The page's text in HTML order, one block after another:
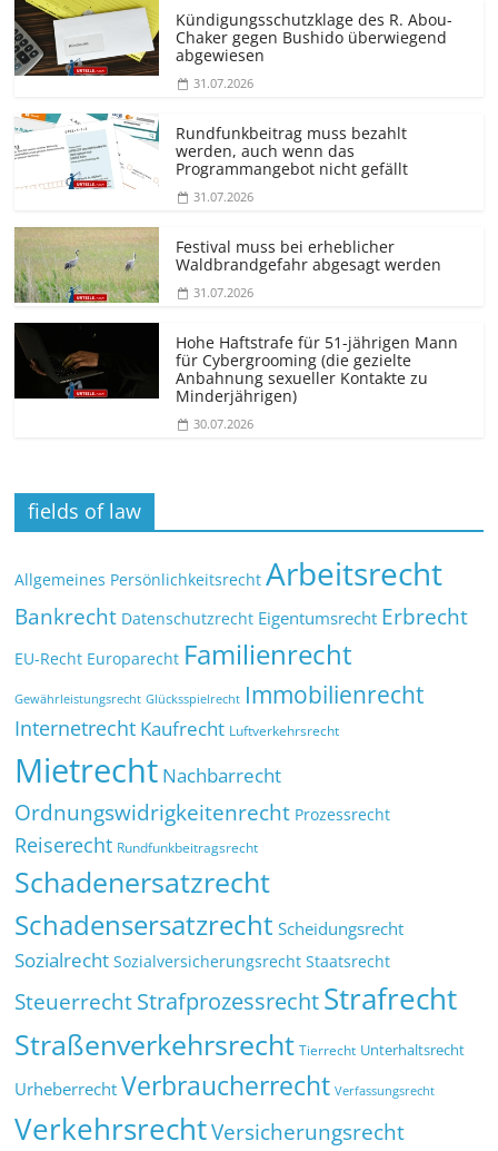
Kündigungs­schutzklage des R. Abou-
Chaker gegen Bushido überwiegend
abgewiesen
31.07.2026
Rundfunkbeitrag muss bezahlt
werden, auch wenn das
Programmangebot nicht gefällt
31.07.2026
Festival muss bei erheblicher
Waldbrandgefahr abgesagt werden
31.07.2026
Hohe Haftstrafe für 51-jährigen Mann
für Cybergrooming (die gezielte
Anbahnung sexueller Kontakte zu
Minderjährigen)
30.07.2026
fields of law
Allgemeines Persönlichkeitsrecht Arbeitsrecht
Bankrecht Datenschutzrecht Eigentumsrecht Erbrecht
EU-Recht Europarecht Familienrecht
Gewährleistungsrecht Glücksspielrecht Immobilienrecht
Internetrecht Kaufrecht Luftverkehrsrecht
Mietrecht Nachbarrecht
Ordnungswidrigkeitenrecht Prozessrecht
Reiserecht Rundfunkbeitragsrecht
Schadenersatzrecht
Schadensersatzrecht Scheidungsrecht
Sozialrecht Sozialversicherungsrecht Staatsrecht
SteuerrechtStrafprozessrechtStrafrecht
Straßenverkehrsrecht Tierrecht Unterhaltsrecht
Urheberrecht Verbraucherrecht Verfassungsrecht
VerkehrsrechtVersicherungsrecht